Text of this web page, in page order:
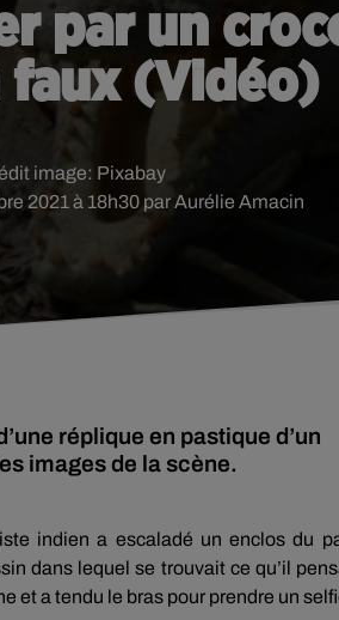
par un
faux (Vidéo)
2021 à 18h30 par Aurélie Amacin
image: Pixabay
réplique en pastique d’un
images de la scène.
indien a escaladé un enclos du
dans lequel se trouvait ce qu’il
et a tendu le bras pour prendre un